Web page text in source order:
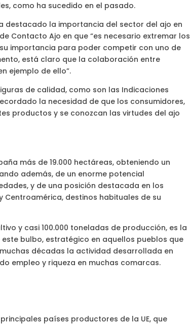
como ha sucedido en el pasado.
destacado la importancia del sector del ajo en
Contacto Ajo en que “es necesario extremar los
importancia para poder competir con uno de
está claro que la colaboración entre
ejemplo de ello”.
de calidad, como son las Indicaciones
la necesidad de que los consumidores,
productos y se conozcan las virtudes del ajo
más de 19.000 hectáreas, obteniendo un
además, de un enorme potencial
y de una posición destacada en los
Centroamérica, destinos habituales de su
y casi 100.000 toneladas de producción, es la
bulbo, estratégico en aquellos pueblos que
décadas la actividad desarrollada en
empleo y riqueza en muchas comarcas.
países productores de la UE, que